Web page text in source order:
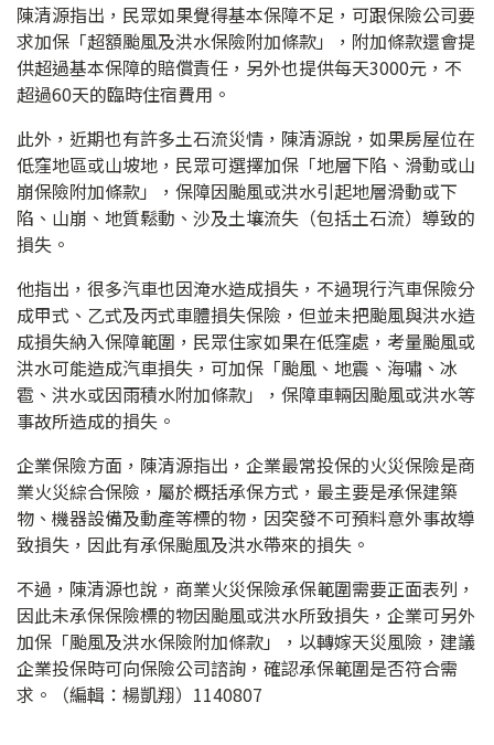
陳清源指出，民眾如果覺得基本保障不足，可跟保險公司要
求加保「超額颱風及洪水保險附加條款」，附加條款還會提
供超過基本保障的賠償責任，另外也提供每天3000元，不
超過60天的臨時住宿費用。
此外，近期也有許多土石流災情，陳清源說，如果房屋位在
低窪地區或山坡地，民眾可選擇加保「地層下陷、滑動或山
崩保險附加條款」，保障因颱風或洪水引起地層滑動或下
陷、山崩、地質鬆動、沙及土壤流失（包括土石流）導致的
損失。
他指出，很多汽車也因淹水造成損失，不過現行汽車保險分
成甲式、乙式及丙式車體損失保險，但並未把颱風與洪水造
成損失納入保障範圍，民眾住家如果在低窪處，考量颱風或
洪水可能造成汽車損失，可加保「颱風、地震、海嘯、冰
雹、洪水或因雨積水附加條款」，保障車輛因颱風或洪水等
事故所造成的損失。
企業保險方面，陳清源指出，企業最常投保的火災保險是商
業火災綜合保險，屬於概括承保方式，最主要是承保建築
物、機器設備及動產等標的物，因突發不可預料意外事故導
致損失，因此有承保颱風及洪水帶來的損失。
不過，陳清源也說，商業火災保險承保範圍需要正面表列，
因此未承保保險標的物因颱風或洪水所致損失，企業可另外
加保「颱風及洪水保險附加條款」，以轉嫁天災風險，建議
企業投保時可向保險公司諮詢，確認承保範圍是否符合需
求。（編輯：楊凱翔）1140807